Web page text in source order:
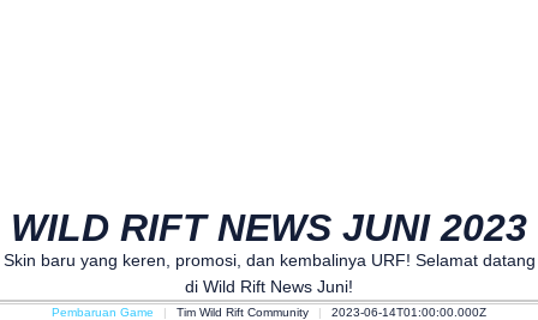
WILD RIFT NEWS JUNI 2023
Skin baru yang keren, promosi, dan kembalinya URF! Selamat datang
di Wild Rift News Juni!
Pembaruan Game Tim Wild Rift Community 2023-06-14T01:00:00.000Z